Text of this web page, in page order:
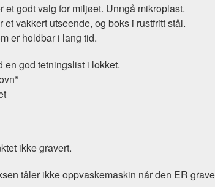
et godt valg for miljøet. Unngå mikroplast.
et vakkert utseende, og boks i rustfritt stål.
er holdbar i lang tid.
en god tetningslist i lokket.
ikke gravert.
tåler ikke oppvaskemaskin når den ER